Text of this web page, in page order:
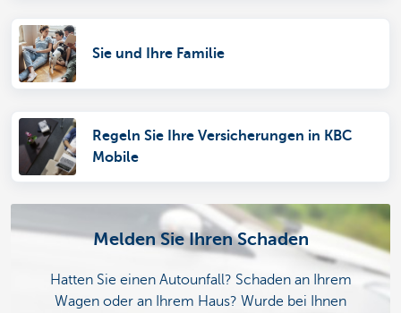
Sie und Ihre Familie
Regeln Sie Ihre Versicherungen in KBC
Mobile
Melden Sie Ihren Schaden
Hatten Sie einen Autounfall? Schaden an Ihrem
Wagen oder an Ihrem Haus? Wurde bei Ihnen